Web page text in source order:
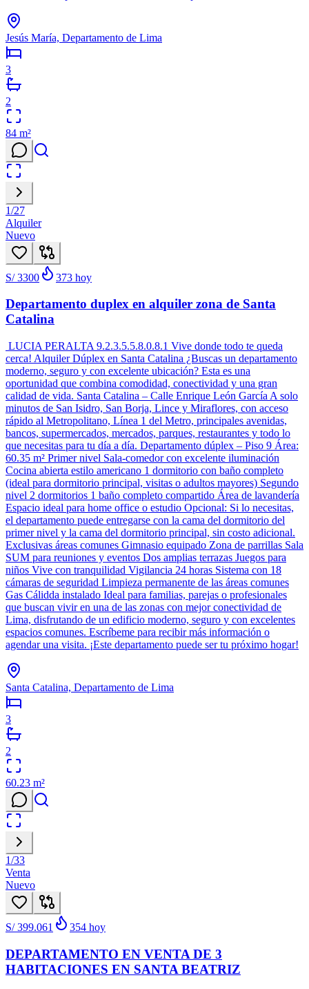
Jesús María, Departamento de Lima
3
2
84 m²
1/27
Alquiler
Nuevo
S/ 3300 373 hoy
Departamento duplex en alquiler zona de Santa
Catalina
LUCIA PERALTA 9.2.3.5.5.8.0.8.1 Vive donde todo te queda
cerca! Alquiler Dúplex en Santa Catalina ¿Buscas un departamento
moderno, seguro y con excelente ubicación? Esta es una
oportunidad que combina comodidad, conectividad y una gran
calidad de vida. Santa Catalina – Calle Enrique León García A solo
minutos de San Isidro, San Borja, Lince y Miraflores, con acceso
rápido al Metropolitano, Línea 1 del Metro, principales avenidas,
bancos, supermercados, mercados, parques, restaurantes y todo lo
que necesitas para tu día a día. Departamento dúplex – Piso 9 Área:
60.35 m² Primer nivel Sala-comedor con excelente iluminación
Cocina abierta estilo americano 1 dormitorio con baño completo
(ideal para dormitorio principal, visitas o adultos mayores) Segundo
nivel 2 dormitorios 1 baño completo compartido Área de lavandería
Espacio ideal para home office o estudio Opcional: Si lo necesitas,
el departamento puede entregarse con la cama del dormitorio del
primer nivel y la cama del dormitorio principal, sin costo adicional.
Exclusivas áreas comunes Gimnasio equipado Zona de parrillas Sala
SUM para reuniones y eventos Dos amplias terrazas Juegos para
niños Vive con tranquilidad Vigilancia 24 horas Sistema con 18
cámaras de seguridad Limpieza permanente de las áreas comunes
Gas Cálidda instalado Ideal para familias, parejas o profesionales
que buscan vivir en una de las zonas con mejor conectividad de
Lima, disfrutando de un edificio moderno, seguro y con excelentes
espacios comunes. Escríbeme para recibir más información o
agendar una visita. ¡Este departamento puede ser tu próximo hogar!
Santa Catalina, Departamento de Lima
3
2
60.23 m²
1/33
Venta
Nuevo
S/ 399.061 354 hoy
DEPARTAMENTO EN VENTA DE 3
HABITACIONES EN SANTA BEATRIZ